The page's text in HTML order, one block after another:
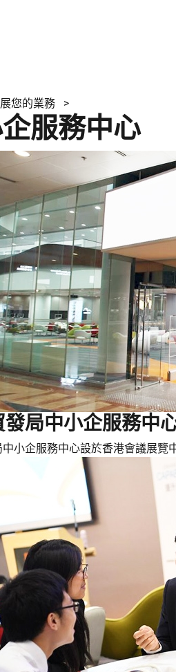
您的業務 >
服務中心
發局中小企服務中
小企服務中心設於香港會議展覽